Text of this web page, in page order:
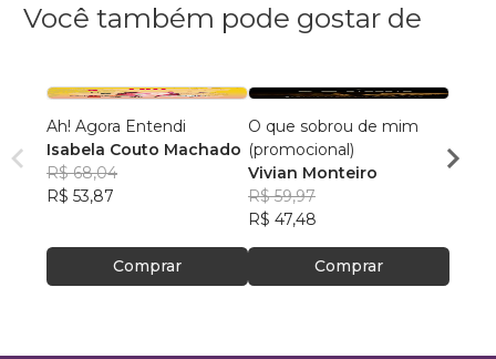
Você também pode gostar de
Ah! Agora Entendi
Isabela Couto Machado
R$ 68,04
R$ 53,87
Comprar
O que sobrou de mim
(promocional)
Vivian Monteiro
R$ 59,97
R$ 47,48
Comprar
R$